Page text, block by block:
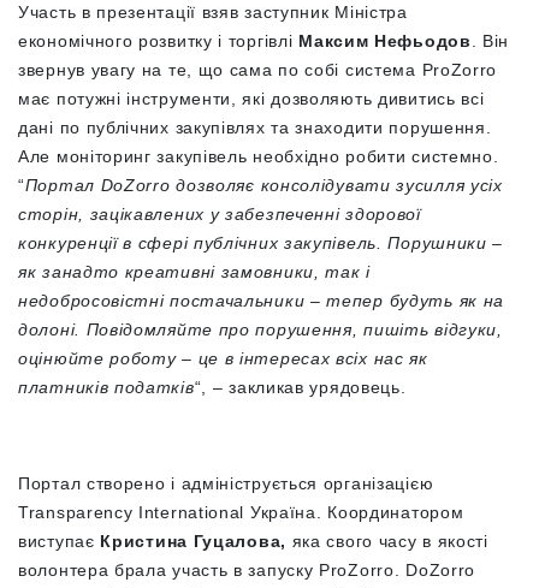
Участь в презентації взяв заступник Міністра
економічного розвитку і торгівлі Максим Нефьодов
. Він
звернув увагу на те, що сама по собі система ProZorro
має потужні інструменти, які дозволяють дивитись всі
дані по публічних закупівлях та знаходити порушення.
Але моніторинг закупівель необхідно робити системно.
“Портал DoZorro дозволяє консолідувати зусилля усіх
сторін, зацікавлених у забезпеченні здорової
конкуренції в сфері публічних закупівель. Порушники –
як занадто креативні замовники, так і
недобросовістні постачальники – тепер будуть як на
долоні. Повідомляйте про порушення, пишіть відгуки,
оцінюйте роботу – це в інтересах всіх нас як
платників податків“, – закликав урядовець.
Портал створено і адмініструється організацією
Transparency International Україна. Координатором
виступає Кристина Гуцалова, яка свого часу в якості
волонтера брала участь в запуску ProZorro. DoZorro